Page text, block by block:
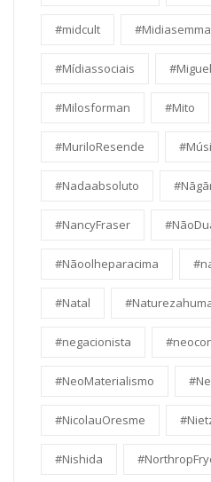
#midcult
#Mídiassociais
#Milosforman #Mito
#MuriloResende
#Nadaabsoluto
#NancyFraser
#Nãoolheparacima
#Natal
#negacionista
#NeoMaterialismo
#NicolauOresme
#Nishida